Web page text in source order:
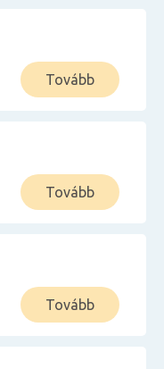
Tovább
Tovább
Tovább